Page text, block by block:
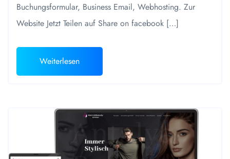
Buchungsformular, Business Email, Webhosting. Zur
Website Jetzt Teilen auf Share on facebook […]
Weiterlesen